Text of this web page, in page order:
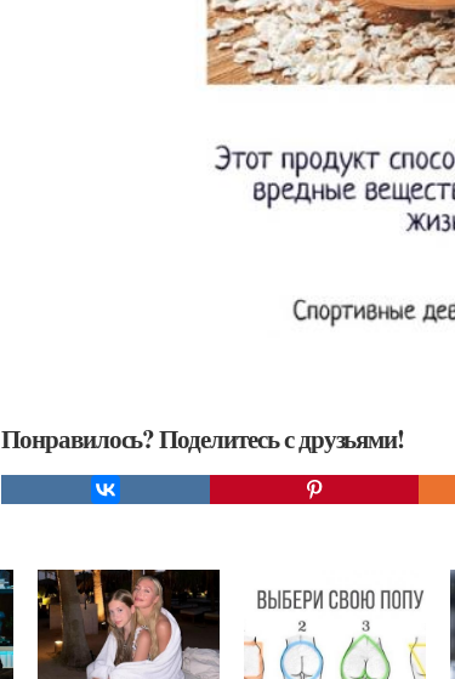
Понравилось? Поделитесь с друзьями!